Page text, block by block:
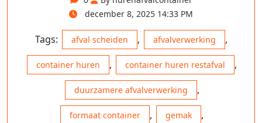
december 8, 2025 14:33 PM
Tags: afval scheiden , afvalverwerking ,
container huren , container huren restafval ,
duurzamere afvalverwerking ,
formaat container , gemak ,